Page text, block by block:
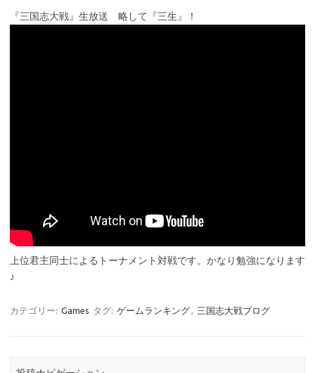
『三国志大戦』生放送 略して『三生』！
上位君主同士によるトーナメント対戦です。かなり勉強になります
♪
カテゴリー: Games タグ: ゲームランキング, 三国志大戦ブログ